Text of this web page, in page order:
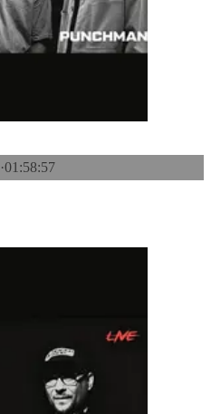
·01:58:57